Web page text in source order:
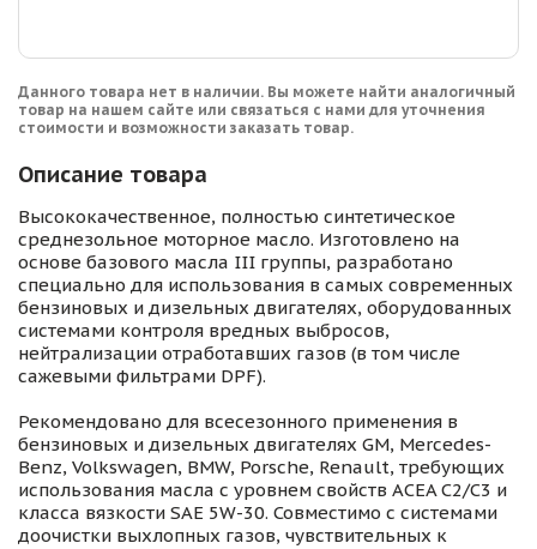
Данного товара нет в наличии. Вы можете найти аналогичный
товар на нашем сайте или связаться с нами для уточнения
стоимости и возможности заказать товар.
Описание товара
Высококачественное, полностью синтетическое
среднезольное моторное масло. Изготовлено на
основе базового масла III группы, разработано
специально для использования в самых современных
бензиновых и дизельных двигателях, оборудованных
системами контроля вредных выбросов,
нейтрализации отработавших газов (в том числе
сажевыми фильтрами DPF).
Рекомендовано для всесезонного применения в
бензиновых и дизельных двигателях GM, Mercedes-
Benz, Volkswagen, BMW, Porsche, Renault, требующих
использования масла с уровнем свойств ACEA C2/С3 и
класса вязкости SAE 5W-30. Совместимо с системами
доочистки выхлопных газов, чувствительных к